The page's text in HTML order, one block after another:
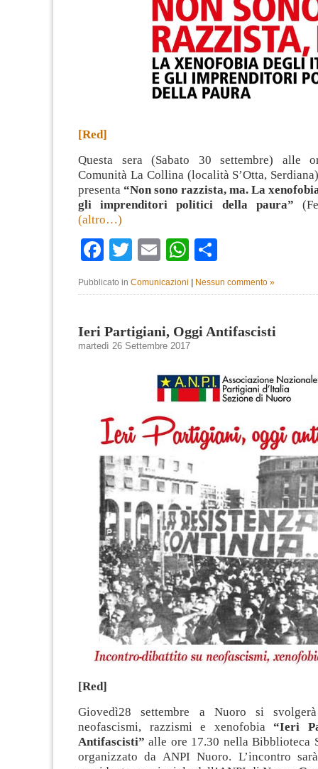
[Red]
Questa sera (Sabato 30 settembre) alle
Comunità La Collina (località S’Otta,
presenta “Non sono razzista, ma. La
gli imprenditori politici della paura”
(altro…)
Facebook
TwitterEmailWhatsApp
Pubblicato in Comunicazioni Nessun commento »
Ieri Partigiani, Oggi Antifascisti
martedì 26 Settembre 2017
[Red]
Giovedì28 settembre a Nuoro si
neofascismi, razzismi e xenofobia “Ieri
Antifascisti” alle ore 17.30 nella Bibblioteca
organizzato da ANPI Nuoro. L’incontro